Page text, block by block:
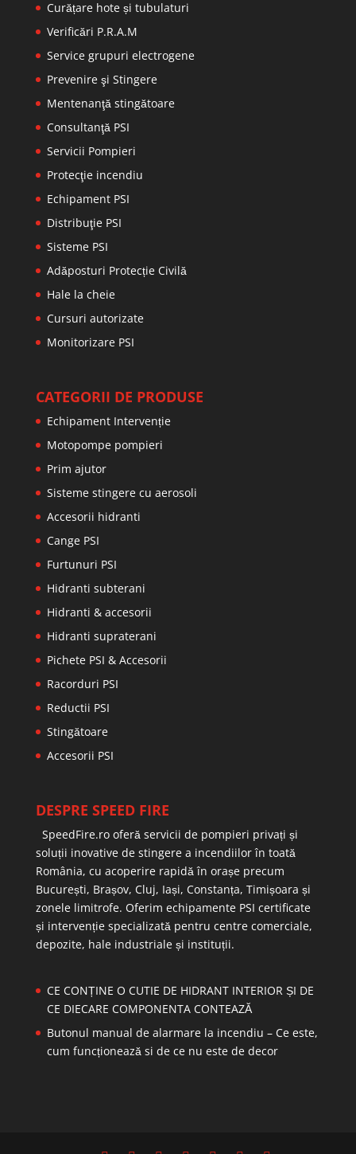
Curățare hote și tubulaturi
Verificări P.R.A.M
Service grupuri electrogene
Prevenire şi Stingere
Mentenanţă stingătoare
Consultanţă PSI
Servicii Pompieri
Protecţie incendiu
Echipament PSI
Distribuţie PSI
Sisteme PSI
Adăposturi Protecție Civilă
Hale la cheie
Cursuri autorizate
Monitorizare PSI
CATEGORII DE PRODUSE
Echipament Intervenție
Motopompe pompieri
Prim ajutor
Sisteme stingere cu aerosoli
Accesorii hidranti
Cange PSI
Furtunuri PSI
Hidranti subterani
Hidranti & accesorii
Hidranti supraterani
Pichete PSI & Accesorii
Racorduri PSI
Reductii PSI
Stingătoare
Accesorii PSI
DESPRE SPEED FIRE
SpeedFire.ro oferă servicii de pompieri privați și
soluții inovative de stingere a incendiilor în toată
România, cu acoperire rapidă în orașe precum
București, Brașov, Cluj, Iași, Constanța, Timișoara și
zonele limitrofe. Oferim echipamente PSI certificate
și intervenție specializată pentru centre comerciale,
depozite, hale industriale și instituții.
CE CONȚINE O CUTIE DE HIDRANT INTERIOR ȘI DE
CE DIECARE COMPONENTA CONTEAZĂ
Butonul manual de alarmare la incendiu – Ce este,
cum funcționează si de ce nu este de decor